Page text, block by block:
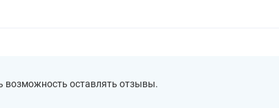
возможность оставлять отзывы.